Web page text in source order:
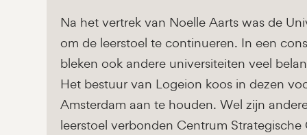
Na het vertrek van Noelle Aarts was de
om de leerstoel te continueren. In een
bleken ook andere universiteiten veel
Het bestuur van Logeion koos in dezen
Amsterdam aan te houden. Wel zijn
leerstoel verbonden Centrum